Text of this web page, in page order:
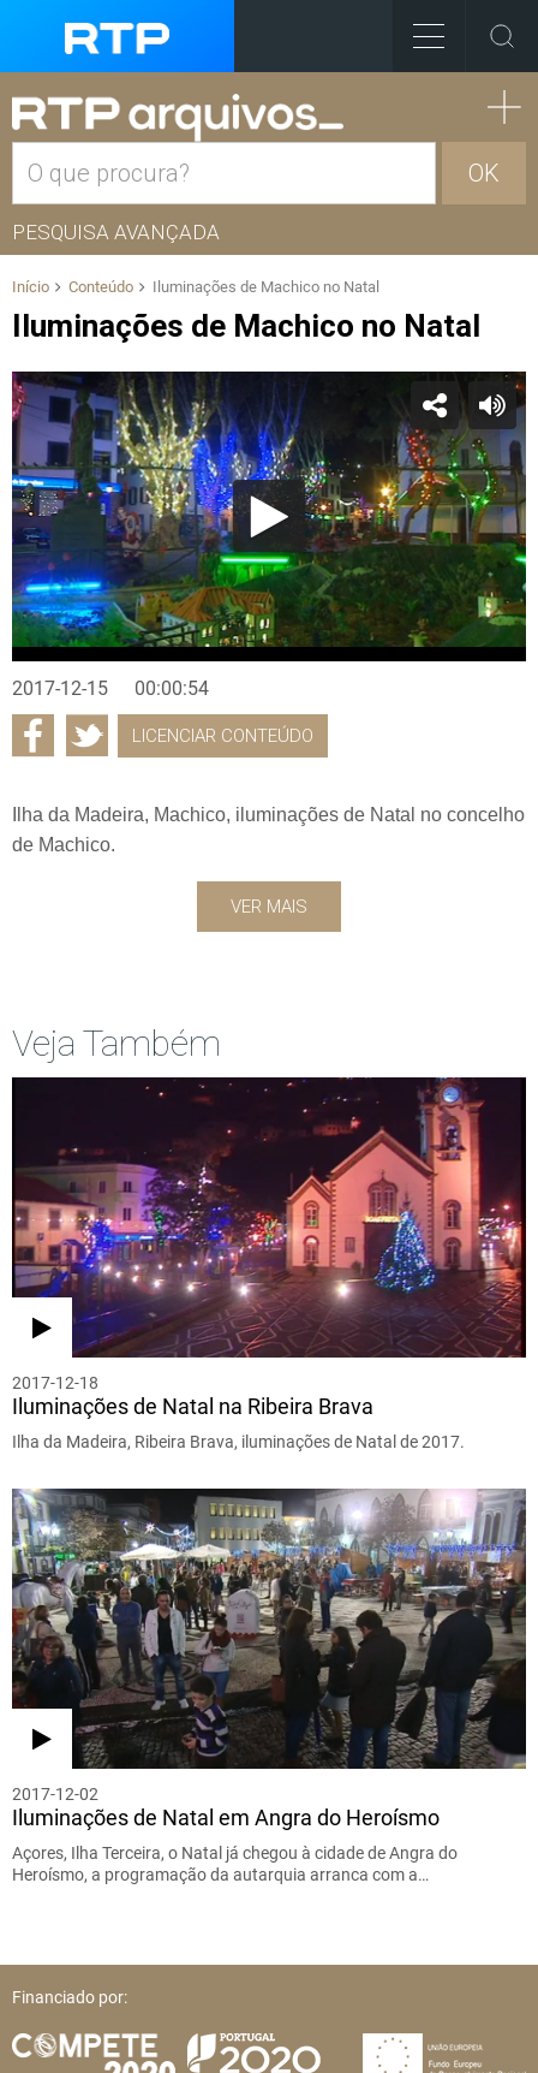
OK
PESQUISA AVANÇADA
Início Conteúdo Iluminações de Machico no Natal
Iluminações de Machico no Natal
2017-12-15 00:00:54
LICENCIAR CONTEÚDO
Ilha da Madeira, Machico, iluminações de Natal no concelho
de Machico.
VER MAIS
Veja Também
2017-12-18
Iluminações de Natal na Ribeira Brava
Ilha da Madeira, Ribeira Brava, iluminações de Natal de 2017.
2017-12-02
Iluminações de Natal em Angra do Heroísmo
Açores, Ilha Terceira, o Natal já chegou à cidade de Angra do
Heroísmo, a programação da autarquia arranca com a…
Financiado por: